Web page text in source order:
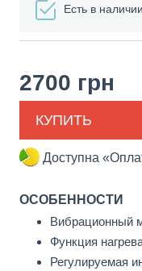
Есть в наличии
2700 грн
КУПИТЬ
Доступна
ОСОБЕННОСТИ
Вибрационный
Функция
Регулируемая